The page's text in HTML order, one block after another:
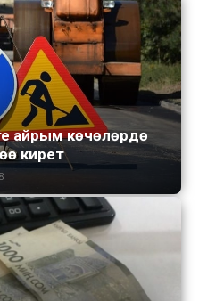
айрым көчөлөрдө
кирет